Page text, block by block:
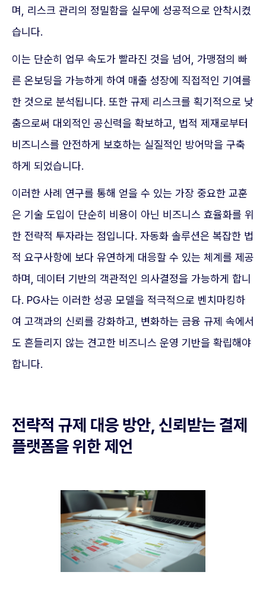
며, 리스크 관리의 정밀함을 실무에 성공적으로 안착시켰
습니다.
이는 단순히 업무 속도가 빨라진 것을 넘어, 가맹점의 빠
른 온보딩을 가능하게 하여 매출 성장에 직접적인 기여를
한 것으로 분석됩니다. 또한 규제 리스크를 획기적으로 낮
춤으로써 대외적인 공신력을 확보하고, 법적 제재로부터
비즈니스를 안전하게 보호하는 실질적인 방어막을 구축
하게 되었습니다.
이러한 사례 연구를 통해 얻을 수 있는 가장 중요한 교훈
은 기술 도입이 단순히 비용이 아닌 비즈니스 효율화를 위
한 전략적 투자라는 점입니다. 자동화 솔루션은 복잡한 법
적 요구사항에 보다 유연하게 대응할 수 있는 체계를 제공
하며, 데이터 기반의 객관적인 의사결정을 가능하게 합니
다. PG사는 이러한 성공 모델을 적극적으로 벤치마킹하
여 고객과의 신뢰를 강화하고, 변화하는 금융 규제 속에서
도 흔들리지 않는 견고한 비즈니스 운영 기반을 확립해야
합니다.
전략적 규제 대응 방안, 신뢰받는 결제
플랫폼을 위한 제언